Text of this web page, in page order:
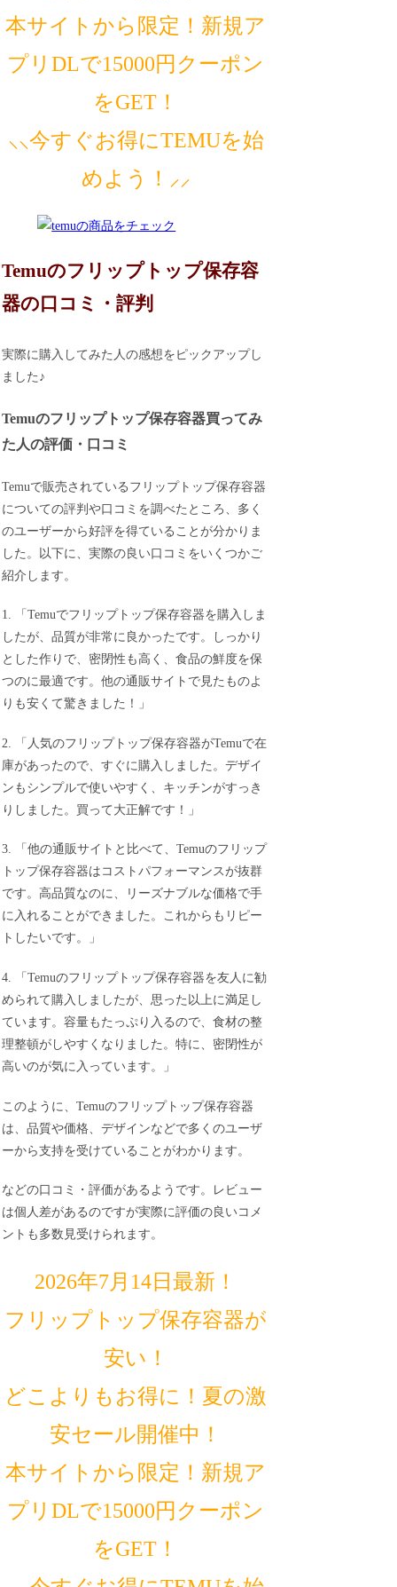
本サイトから限定！新規ア
プリDLで15000円クーポン
をGET！
⸜⸜今すぐお得にTEMUを始
めよう！⸝⸝
Temuのフリップトップ保存容
器の口コミ・評判
実際に購入してみた人の感想をピックアップし
ました♪
Temuのフリップトップ保存容器買ってみ
た人の評価・口コミ
Temuで販売されているフリップトップ保存容器
についての評判や口コミを調べたところ、多く
のユーザーから好評を得ていることが分かりま
した。以下に、実際の良い口コミをいくつかご
紹介します。
1. 「Temuでフリップトップ保存容器を購入しま
したが、品質が非常に良かったです。しっかり
とした作りで、密閉性も高く、食品の鮮度を保
つのに最適です。他の通販サイトで見たものよ
りも安くて驚きました！」
2. 「人気のフリップトップ保存容器がTemuで在
庫があったので、すぐに購入しました。デザイ
ンもシンプルで使いやすく、キッチンがすっき
りしました。買って大正解です！」
3. 「他の通販サイトと比べて、Temuのフリップ
トップ保存容器はコストパフォーマンスが抜群
です。高品質なのに、リーズナブルな価格で手
に入れることができました。これからもリピー
トしたいです。」
4. 「Temuのフリップトップ保存容器を友人に勧
められて購入しましたが、思った以上に満足し
ています。容量もたっぷり入るので、食材の整
理整頓がしやすくなりました。特に、密閉性が
高いのが気に入っています。」
このように、Temuのフリップトップ保存容器
は、品質や価格、デザインなどで多くのユーザ
ーから支持を受けていることがわかります。
などの口コミ・評価があるようです。レビュー
は個人差があるのですが実際に評価の良いコメ
ントも多数見受けられます。
2026年7月14日最新！
フリップトップ保存容器が
安い！
どこよりもお得に！夏の激
安セール開催中！
本サイトから限定！新規ア
プリDLで15000円クーポン
をGET！